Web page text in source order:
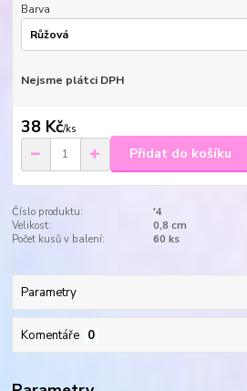
Barva
Nejsme plátci DPH
38 Kč/ks
Přidat do košíku
Číslo produktu:
'4
Velikost:
0,8 cm
Počet kusů v balení:
60 ks
Parametry
Komentáře 0